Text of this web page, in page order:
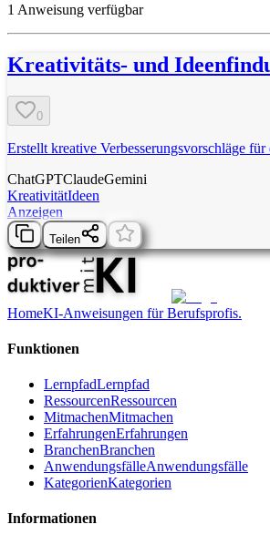
1 Anweisung verfügbar
Kreativitäts- und
0
Erstellt kreative Verbesserungsvorschläge
ChatGPTClaudeGemini
KreativitätIdeen
Anzeigen
Teilen
HomeKI-Anweisungen für Berufsprofis.
Funktionen
LernpfadLernpfad
RessourcenRessourcen
MitmachenMitmachen
ErfahrungenErfahrungen
BranchenBranchen
AnwendungsfälleAnwendungsfälle
KategorienKategorien
Informationen